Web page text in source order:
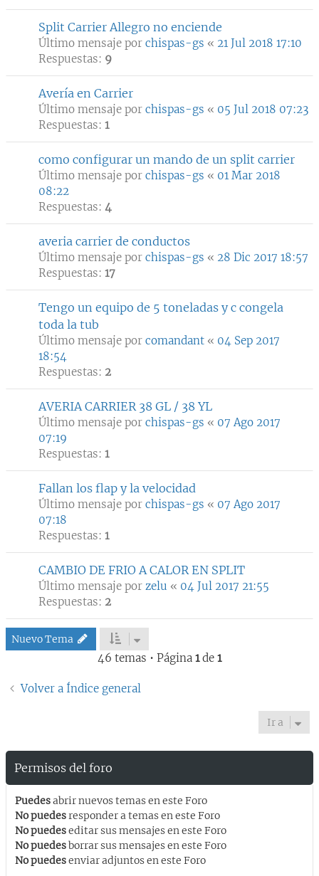
Split Carrier Allegro no enciende
Último mensaje por chispas-gs « 21 Jul 2018 17:10
Respuestas: 9
Avería en Carrier
Último mensaje por chispas-gs « 05 Jul 2018 07:23
Respuestas: 1
como configurar un mando de un split carrier
Último mensaje por chispas-gs « 01 Mar 2018
08:22
Respuestas: 4
averia carrier de conductos
Último mensaje por chispas-gs « 28 Dic 2017 18:57
Respuestas: 17
Tengo un equipo de 5 toneladas y c congela
toda la tub
Último mensaje por comandant « 04 Sep 2017
18:54
Respuestas: 2
AVERIA CARRIER 38 GL / 38 YL
Último mensaje por chispas-gs « 07 Ago 2017
07:19
Respuestas: 1
Fallan los flap y la velocidad
Último mensaje por chispas-gs « 07 Ago 2017
07:18
Respuestas: 1
CAMBIO DE FRIO A CALOR EN SPLIT
Último mensaje por zelu « 04 Jul 2017 21:55
Respuestas: 2
Nuevo Tema
46 temas • Página 1de 1
Volver a Índice general
Ir a
Permisos del foro
Puedesabrir nuevos temas en este Foro
No puedesresponder a temas en este Foro
No puedeseditar sus mensajes en este Foro
No puedesborrar sus mensajes en este Foro
No puedesenviar adjuntos en este Foro